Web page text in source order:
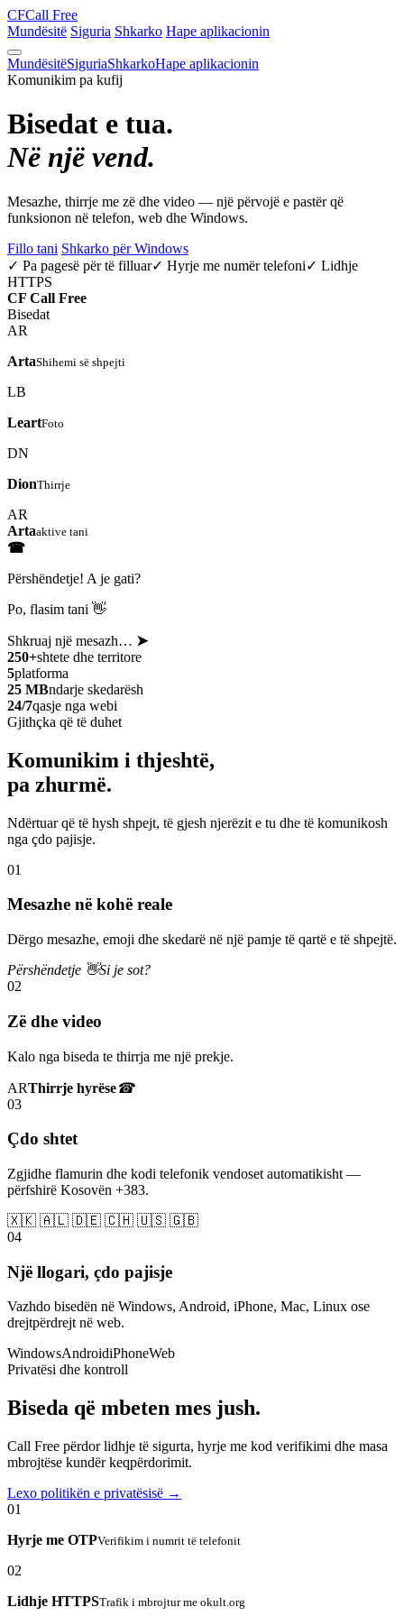
CFCall Free
Mundësitë Siguria Shkarko Hape aplikacionin
MundësitëSiguriaShkarkoHape aplikacionin
Komunikim pa kufij
Bisedat e tua.
Në një vend.
Mesazhe, thirrje me zë dhe video — një përvojë e pastër që
funksionon në telefon, web dhe Windows.
Fillo tani Shkarko për Windows
✓ Pa pagesë për të filluar✓ Hyrje me numër telefoni✓ Lidhje
HTTPS
CF Call Free
Bisedat
AR
ArtaShihemi së shpejti
LB
LeartFoto
DN
DionThirrje
AR
Artaaktive tani
☎
Përshëndetje! A je gati?
Po, flasim tani 👋
Shkruaj një mesazh… ➤
250+shtete dhe territore
5platforma
25 MBndarje skedarësh
24/7qasje nga webi
Gjithçka që të duhet
Komunikim i thjeshtë,
pa zhurmë.
Ndërtuar që të hysh shpejt, të gjesh njerëzit e tu dhe të komunikosh
nga çdo pajisje.
01
Mesazhe në kohë reale
Dërgo mesazhe, emoji dhe skedarë në një pamje të qartë e të shpejtë.
Përshëndetje 👋Si je sot?
02
Zë dhe video
Kalo nga biseda te thirrja me një prekje.
ARThirrje hyrëse☎
03
Çdo shtet
Zgjidhe flamurin dhe kodi telefonik vendoset automatikisht —
përfshirë Kosovën +383.
🇽🇰 🇦🇱 🇩🇪 🇨🇭 🇺🇸 🇬🇧
04
Një llogari, çdo pajisje
Vazhdo bisedën në Windows, Android, iPhone, Mac, Linux ose
drejtpërdrejt në web.
WindowsAndroidiPhoneWeb
Privatësi dhe kontroll
Biseda që mbeten mes jush.
Call Free përdor lidhje të sigurta, hyrje me kod verifikimi dhe masa
mbrojtëse kundër keqpërdorimit.
Lexo politikën e privatësisë →
01
Hyrje me OTPVerifikim i numrit të telefonit
02
Lidhje HTTPSTrafik i mbrojtur me okult.org